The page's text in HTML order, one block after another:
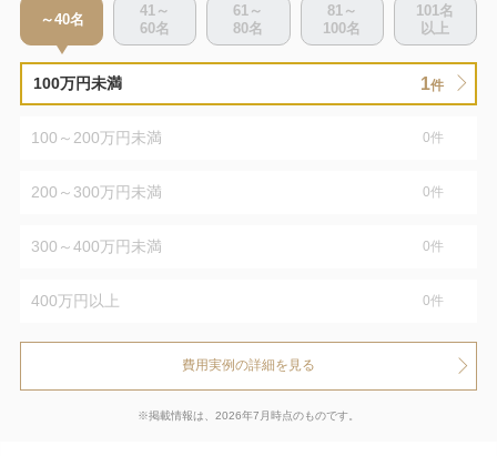
～40名
41～
60名
61～
80名
81～
100名
101 名
以上
100万円未満 1件
100～200万円未満 0件
200～300万円未満 0件
300～400万円未満 0件
400万円以上 0件
費用実例の詳細を見る
※掲載情報は、2026年7月時点のものです。